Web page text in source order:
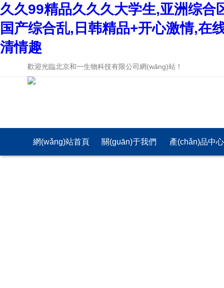
久久99精品久久久大学生,亚洲综
国产综合乱,日韩精品+开心激情,在
清情趣
歡迎光臨北京和一生物科技有限公司網(wǎng)站！
網(wǎng)站首頁 關(guān)于我們 產(chǎn)品中心